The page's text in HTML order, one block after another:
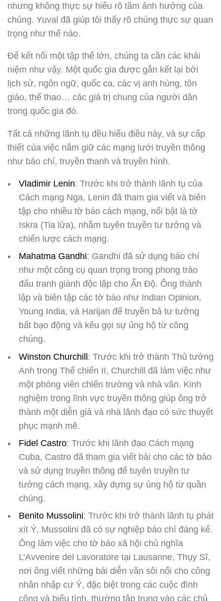
nhưng không thực sự hiểu rõ tầm ảnh hưởng của
chúng. Yuval đã giúp tôi thấy rõ chúng thực sự quan
trọng như thế nào.
Để kết nối một tập thể lớn, chúng ta cần các khái
niệm như vậy. Một quốc gia được gắn kết lại bởi
lịch sử, ngôn ngữ, quốc ca, các vị anh hùng, tôn
giáo, thể thao… các giá trị chung của người dân
trong quốc gia đó.
Tất cả những lãnh tụ đều hiểu điều này, và sự cấp
thiết của việc nắm giữ các mạng lưới truyền thông
như báo chí, truyền thanh và truyền hình.
Vladimir Lenin: Trước khi trở thành lãnh tụ của
Cách mạng Nga, Lenin đã tham gia viết và biên
tập cho nhiều tờ báo cách mạng, nổi bật là tờ
Iskra (Tia lửa), nhằm tuyên truyền tư tưởng và
chiến lược cách mạng.
Mahatma Gandhi: Gandhi đã sử dụng báo chí
như một công cụ quan trọng trong phong trào
đấu tranh giành độc lập cho Ấn Độ. Ông thành
lập và biên tập các tờ báo như Indian Opinion,
Young India, và Harijan để truyền bá tư tưởng
bất bạo động và kêu gọi sự ủng hộ từ công
chúng.
Winston Churchill: Trước khi trở thành Thủ tướng
Anh trong Thế chiến II, Churchill đã làm việc như
một phóng viên chiến trường và nhà văn. Kinh
nghiệm trong lĩnh vực truyền thông giúp ông trở
thành một diễn giả và nhà lãnh đạo có sức thuyết
phục mạnh mẽ.
Fidel Castro: Trước khi lãnh đạo Cách mạng
Cuba, Castro đã tham gia viết bài cho các tờ báo
và sử dụng truyền thông để tuyên truyền tư
tưởng cách mạng, xây dựng sự ủng hộ từ quần
chúng.
Benito Mussolini: Trước khi trở thành lãnh tụ phát
xít Ý, Mussolini đã có sự nghiệp báo chí đáng kể.
Ông làm việc cho tờ báo xã hội chủ nghĩa
L’Avvenire del Lavoratore tại Lausanne, Thụy Sĩ,
nơi ông viết những bài diễn văn sôi nổi cho công
nhân nhập cư Ý, đặc biệt trong các cuộc đình
công và biểu tình, thường tập trung vào các chủ